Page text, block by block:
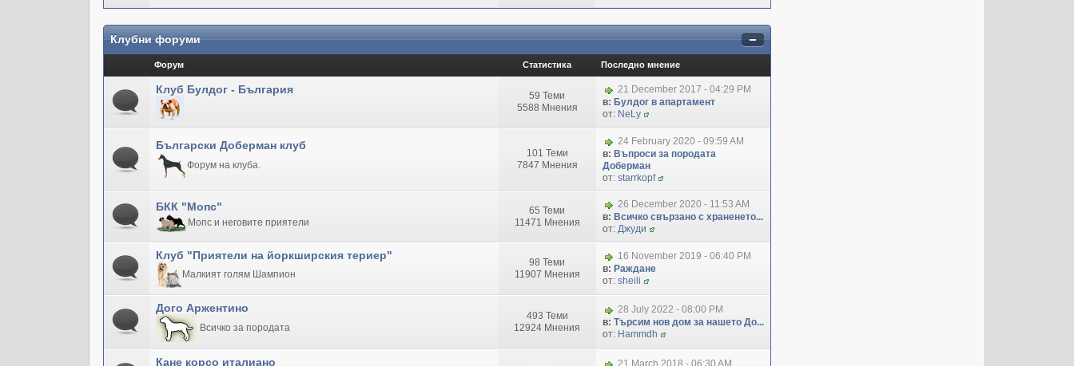
Клубни форуми
Форум Статистика Последно мнение
Клуб Булдог - България
59 Теми
5588 Мнения
21 December 2017 - 04:29 PM
в: Булдог в апартамент
от: NeLy
Български Доберман клуб
Форум на клуба.
101 Теми
7847 Мнения
24 February 2020 - 09:59 AM
в: Въпроси за породата
Доберман
от: starrkopf
БКК "Мопс"
Мопс и неговите приятели
65 Теми
11471 Мнения
26 December 2020 - 11:53 AM
в: Всичко свързано с храненето...
от: Джуди
Клуб "Приятели на йоркширския териер"
Малкият голям Шампион
98 Теми
11907 Мнения
16 November 2019 - 06:40 PM
в: Раждане
от: sheili
Дого Аржентино
Всичко за породата
493 Теми
12924 Мнения
28 July 2022 - 08:00 PM
в: Търсим нов дом за нашето До...
от: Hammdh
Кане корсо италиано